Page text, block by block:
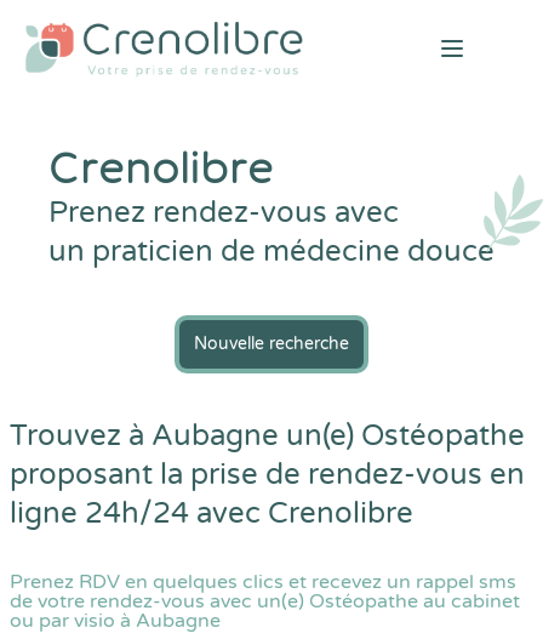
Open
Crenolibre
Prenez rendez-vous avec
un praticien de médecine douce
Nouvelle recherche
Trouvez à Aubagne un(e) Ostéopathe
proposant la prise de rendez-vous en
ligne 24h/24 avec Crenolibre
Prenez RDV en quelques clics et recevez un rappel sms
de votre rendez-vous avec un(e) Ostéopathe au cabinet
ou par visio à Aubagne